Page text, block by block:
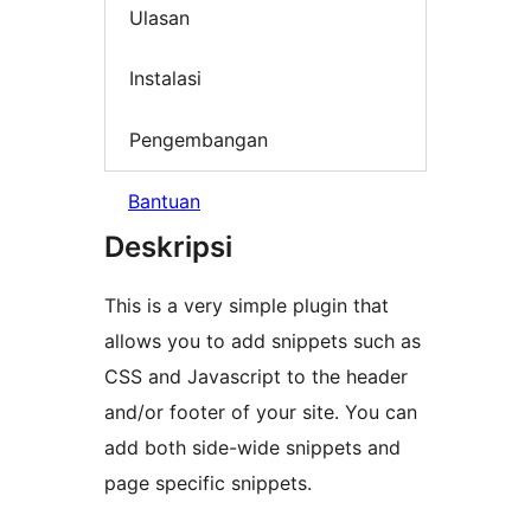
Ulasan
Instalasi
Pengembangan
Bantuan
Deskripsi
This is a very simple plugin that
allows you to add snippets such as
CSS and Javascript to the header
and/or footer of your site. You can
add both side-wide snippets and
page specific snippets.